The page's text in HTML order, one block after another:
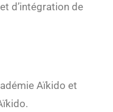
d’intégration de
Aïkido et